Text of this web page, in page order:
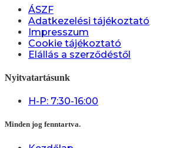
ÁSZF
Adatkezelési tájékoztató
Impresszum
Cookie tájékoztató
Elállás a szerződéstől
Nyitvatartásunk
H-P: 7:30-16:00
Minden jog fenntartva.